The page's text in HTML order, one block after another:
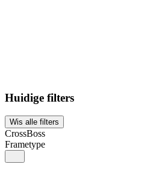
Huidige filters
Wis alle filters
CrossBoss
Frametype